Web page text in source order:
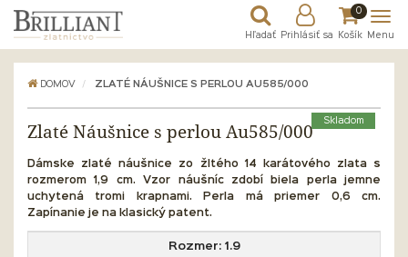
Hľadať Prihlásiť sa
0
Košík Menu
DOMOV ZLATÉ NÁUŠNICE S PERLOU AU585/000
Skladom
Zlaté Náušnice s perlou Au585/000
Dámske zlaté náušnice zo žltého 14 karátového zlata s
rozmerom 1,9 cm. Vzor náušníc zdobí biela perla jemne
uchytená tromi krapnami. Perla má priemer 0,6 cm.
Zapínanie je na klasický patent.
Rozmer: 1.9